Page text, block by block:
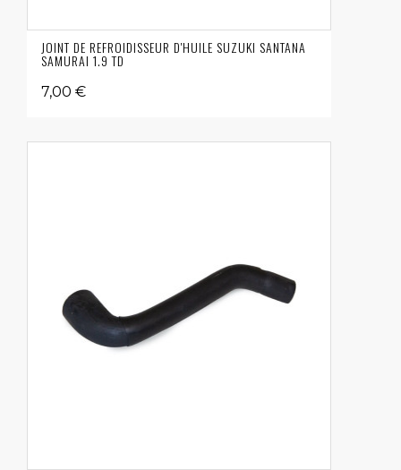
JOINT DE REFROIDISSEUR D'HUILE SUZUKI SANTANA
SAMURAI 1.9 TD
7,00 €